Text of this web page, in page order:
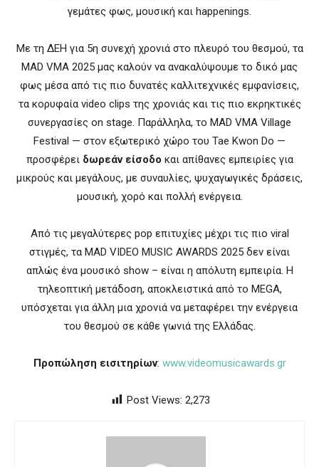
γεμάτες φως, μουσική και happenings.
Με τη ΔΕΗ για 5η συνεχή χρονιά στο πλευρό του θεσμού, τα
MAD VMA 2025 μας καλούν να ανακαλύψουμε το δικό μας
φως μέσα από τις πιο δυνατές καλλιτεχνικές εμφανίσεις,
τα κορυφαία video clips της χρονιάς και τις πιο εκρηκτικές
συνεργασίες on stage. Παράλληλα, το MAD VMA Village
Festival — στον εξωτερικό χώρο του Tae Kwon Do —
προσφέρει δωρεάν είσοδο και απίθανες εμπειρίες για
μικρούς και μεγάλους, με συναυλίες, ψυχαγωγικές δράσεις,
μουσική, χορό και πολλή ενέργεια.
Από τις μεγαλύτερες pop επιτυχίες μέχρι τις πιο viral
στιγμές, τα MAD VIDEO MUSIC AWARDS 2025 δεν είναι
απλώς ένα μουσικό show – είναι η απόλυτη εμπειρία. Η
τηλεοπτική μετάδοση, αποκλειστικά από το MEGA,
υπόσχεται για άλλη μια χρονιά να μεταφέρει την ενέργεια
του θεσμού σε κάθε γωνιά της Ελλάδας.
Προπώληση εισιτηρίων: www.videomusicawards.gr
Post Views: 2,273